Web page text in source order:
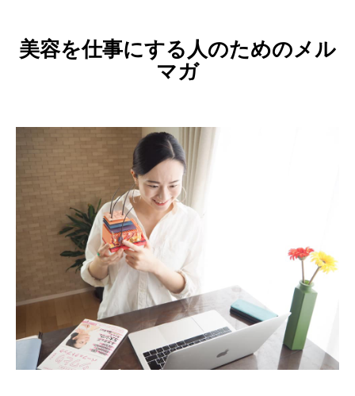
美容を仕事にする人のためのメル
マガ